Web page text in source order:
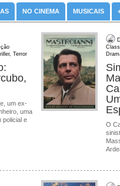
NO CINEMA MUSICAIS
Terror
um ex-
uma
policial e
O